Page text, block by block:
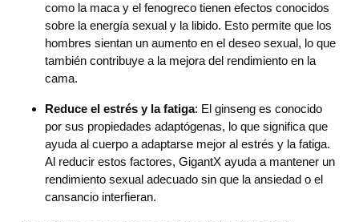
como la maca y el fenogreco tienen efectos conocidos
sobre la energía sexual y la libido. Esto permite que los
hombres sientan un aumento en el deseo sexual, lo que
también contribuye a la mejora del rendimiento en la
cama.
Reduce el estrés y la fatiga: El ginseng es conocido
por sus propiedades adaptógenas, lo que significa que
ayuda al cuerpo a adaptarse mejor al estrés y la fatiga.
Al reducir estos factores, GigantX ayuda a mantener un
rendimiento sexual adecuado sin que la ansiedad o el
cansancio interfieran.